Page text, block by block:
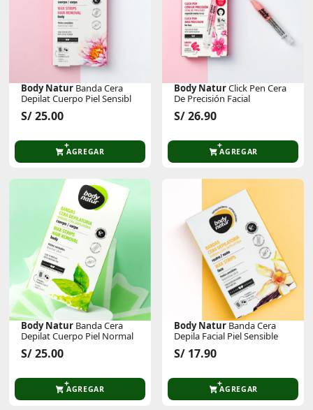
Body Natur Banda Cera
Depilat Cuerpo Piel Sensibl
S/ 25.00
AGREGAR
Body NaturClick Pen Cera
De Precisión Facial
S/ 26.90
AGREGAR
Body Natur Banda Cera
Depilat Cuerpo Piel Normal
S/ 25.00
AGREGAR
Body Natur Banda Cera
Depila Facial Piel Sensible
S/ 17.90
AGREGAR